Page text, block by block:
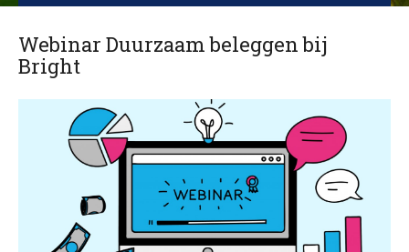
Webinar Duurzaam beleggen bij
Bright